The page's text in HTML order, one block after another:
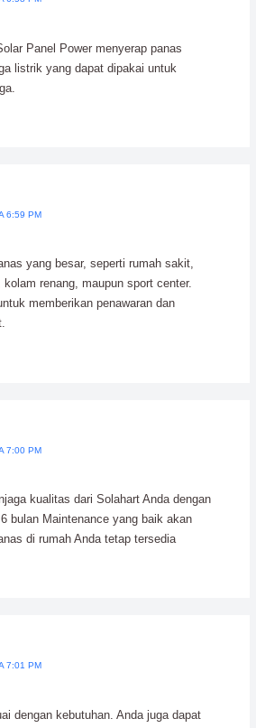
Panel Power menyerap panas
listrik yang dapat dipakai untuk
6:59 PM
yang besar, seperti rumah sakit,
renang, maupun sport center.
memberikan penawaran dan
7:00 PM
kualitas dari Solahart Anda dengan
bulan Maintenance yang baik akan
di rumah Anda tetap tersedia
7:01 PM
dengan kebutuhan. Anda juga dapat